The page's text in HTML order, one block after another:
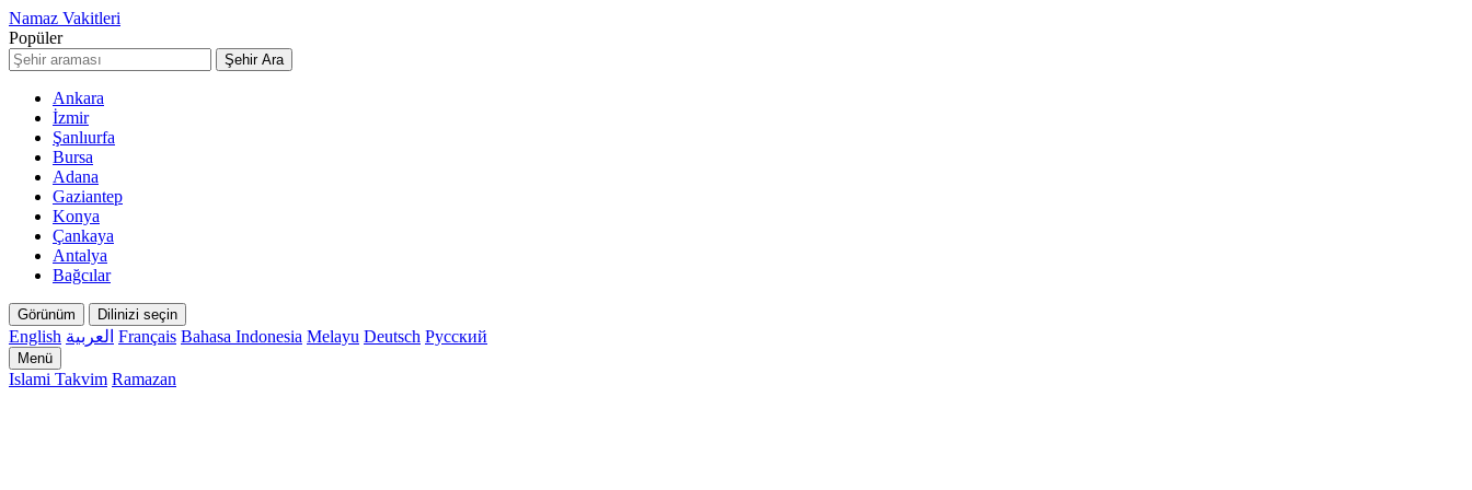
Namaz Vakitleri
Popüler
Şehir Ara
Ankara
İzmir
Şanlıurfa
Bursa
Adana
Gaziantep
Konya
Çankaya
Antalya
Bağcılar
Görünüm Dilinizi seçin
English العربية Français Bahasa Indonesia Melayu Deutsch Русский
Menü
Islami Takvim Ramazan